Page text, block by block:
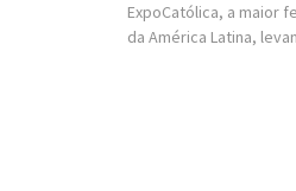
ExpoCatólica, a maior
da América Latina,